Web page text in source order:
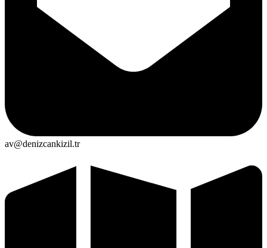
av@denizcankizil.tr